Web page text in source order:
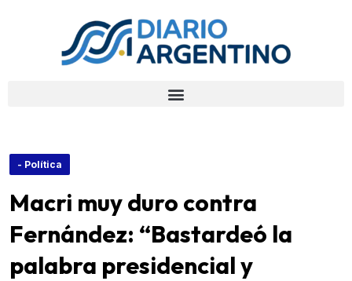
- Política
Macri muy duro contra
Fernández: “Bastardeó la
palabra presidencial y